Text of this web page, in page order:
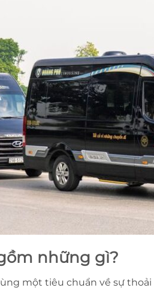
những gì?
một tiêu chuẩn về sự